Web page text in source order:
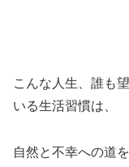
こんな人生、誰も
いる生活習慣は、
自然と不幸への道